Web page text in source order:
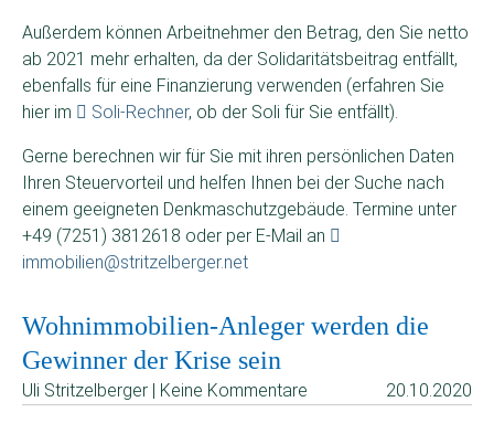
Außerdem können Arbeitnehmer den Betrag, den Sie netto
ab 2021 mehr erhalten, da der Solidaritätsbeitrag entfällt,
ebenfalls für eine Finanzierung verwenden (erfahren Sie
hier im
Soli-Rechner, ob der Soli für Sie entfällt).
Gerne berechnen wir für Sie mit ihren persönlichen Daten
Ihren Steuervorteil und helfen Ihnen bei der Suche nach
einem geeigneten Denkmaschutzgebäude. Termine unter
+49 (7251) 3812618 oder per E-Mail an
immobilien@stritzelberger.net
Wohnimmobilien-Anleger werden die
Gewinner der Krise sein
Uli Stritzelberger | Keine Kommentare 20.10.2020